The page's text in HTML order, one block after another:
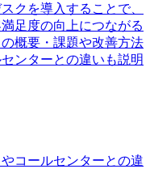
クを導入することで、
足度の向上につながる
概要・課題や改善方法
ンターとの違いも説明
コールセンターとの違